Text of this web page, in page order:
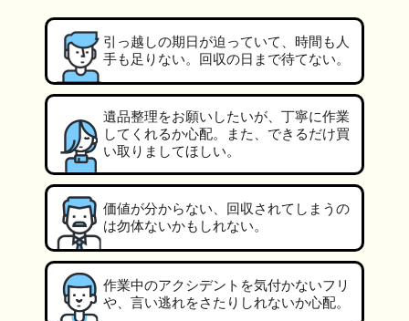
引っ越しの期日が迫っていて、時間も人
手も足りない。回収の日まで待てない。
遺品整理をお願いしたいが、丁寧に作業
してくれるか心配。また、できるだけ買
い取りましてほしい。
価値が分からない、回収されてしまうの
は勿体ないかもしれない。
作業中のアクシデントを気付かないフリ
や、言い逃れをさたりしれないか心配。